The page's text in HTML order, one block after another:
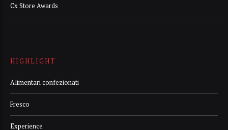
Cx Store Awards
HIGHLIGHT
Alimentari confezionati
Fresco
Experience